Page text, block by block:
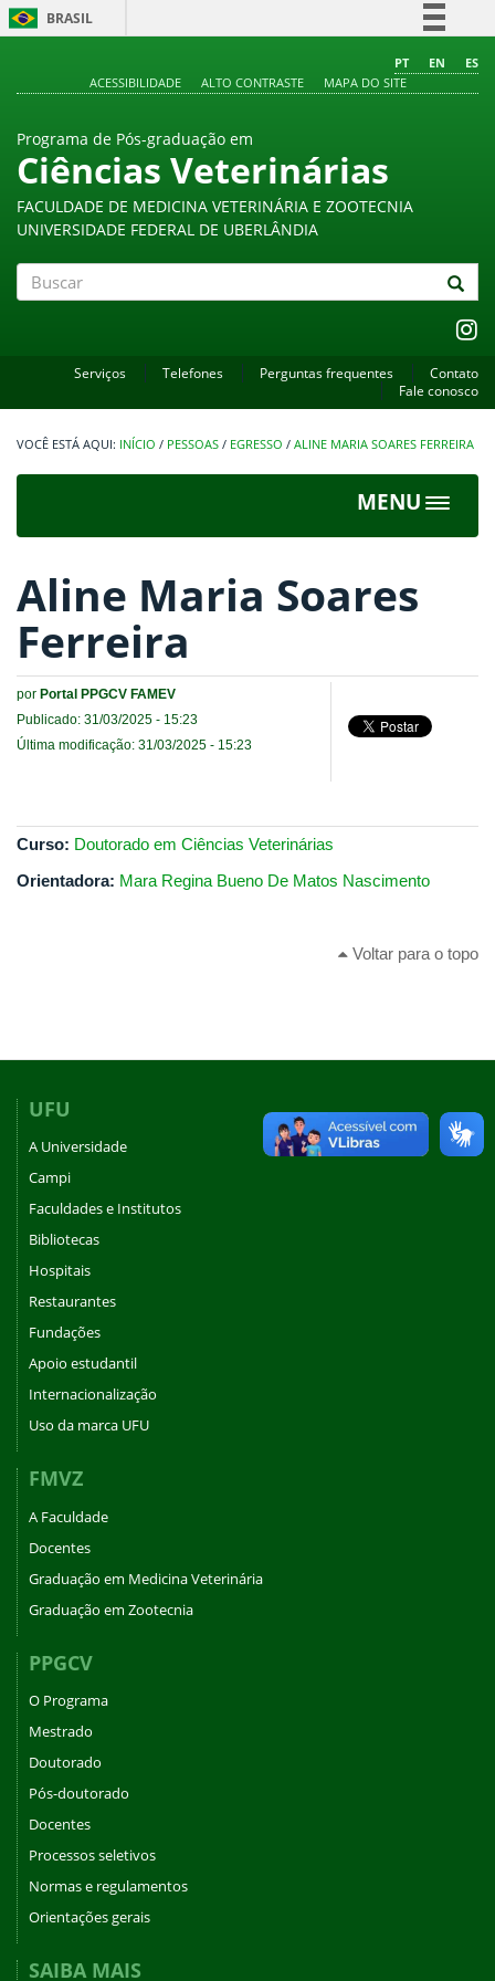
BRASIL
Comunica BR
Acesso à informação
Legislação
PT EN
ES
ACESSIBILIDADE
ALTO CONTRASTE MAPA DO SITE
Programa de Pós-graduação em
Ciências Veterinárias
FACULDADE DE MEDICINA VETERINÁRIA E ZOOTECNIA
UNIVERSIDADE FEDERAL DE UBERLÂNDIA
Serviços Telefones Perguntas frequentes
Contato
Fale conosco
INÍCIO / PESSOAS / EGRESSO / ALINE MARIA SOARES FERREIRA
MENU
Toggle
Aline Maria Soares
Ferreira
por Portal PPGCV FAMEV
Publicado: 31/03/2025 - 15:23
Última modificação: 31/03/2025 - 15:23
Curso: Doutorado em Ciências Veterinárias
Orientadora: Mara Regina Bueno De Matos Nascimento
Voltar para o topo
UFU
A Universidade
Campi
Faculdades e Institutos
Bibliotecas
Hospitais
Restaurantes
Fundações
Apoio estudantil
Internacionalização
Uso da marca UFU
FMVZ
A Faculdade
Docentes
Graduação em Medicina Veterinária
Graduação em Zootecnia
PPGCV
O Programa
Mestrado
Doutorado
Pós-doutorado
Docentes
Processos seletivos
Normas e regulamentos
Orientações gerais
SAIBA MAIS